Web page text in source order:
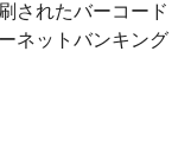
されたバーコード
ネットバンキング